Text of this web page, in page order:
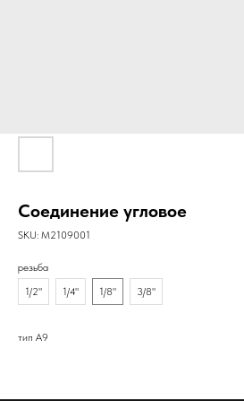
Соединение угловое
SKU: M2109001
резьба
1/2"
1/4" 1/8" 3/8"
тип A9